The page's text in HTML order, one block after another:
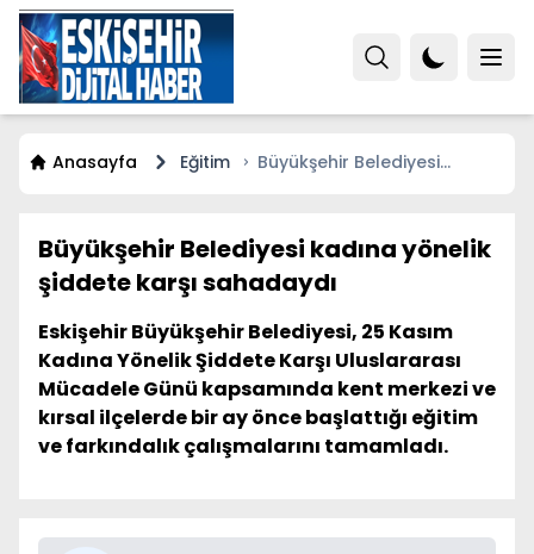
Anasayfa Eğitim
Büyükşehir Belediyesi
Büyükşehir Belediyesi kadına yönelik
şiddete karşı sahadaydı
Eskişehir Büyükşehir Belediyesi, 25 Kasım
Kadına Yönelik Şiddete Karşı Uluslararası
Mücadele Günü kapsamında kent merkezi ve
kırsal ilçelerde bir ay önce başlattığı eğitim
ve farkındalık çalışmalarını tamamladı.